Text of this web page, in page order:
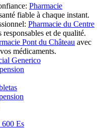
Pharmacie
fiable à chaque instant.
Pharmacie du Centre
responsables et de qualité.
Pont du Château avec
médicaments.
Generico
600 Es